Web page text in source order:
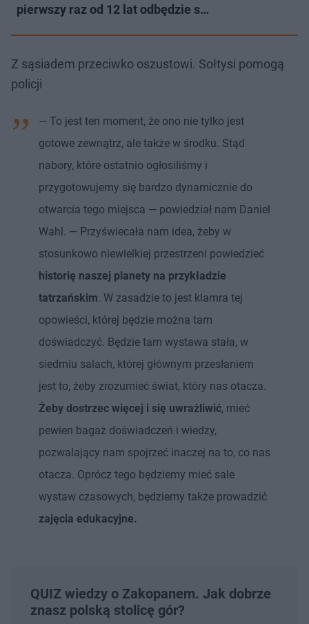
pierwszy raz od 12 lat odbędzie s…
Z sąsiadem przeciwko oszustowi. Sołtysi pomogą
policji
— To jest ten moment, że ono nie tylko jest
gotowe zewnątrz, ale także w środku. Stąd
nabory, które ostatnio ogłosiliśmy i
przygotowujemy się bardzo dynamicznie do
otwarcia tego miejsca — powiedział nam Daniel
Wahl. — Przyświecała nam idea, żeby w
stosunkowo niewielkiej przestrzeni powiedzieć
historię naszej planety na przykładzie
tatrzańskim. W zasadzie to jest klamra tej
opowieści, której będzie można tam
doświadczyć. Będzie tam wystawa stała, w
siedmiu salach, której głównym przesłaniem
jest to, żeby zrozumieć świat, który nas otacza.
Żeby dostrzec więcej i się uwrażliwić, mieć
pewien bagaż doświadczeń i wiedzy,
pozwalający nam spojrzeć inaczej na to, co nas
otacza. Oprócz tego będziemy mieć sale
wystaw czasowych, będziemy także prowadzić
zajęcia edukacyjne.
QUIZ wiedzy o Zakopanem. Jak dobrze
znasz polską stolicę gór?